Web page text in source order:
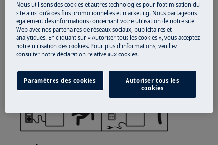
ATTENTION !RISQUE DE CHOC ÉLECTRIQUE
Avant toute opération de réparation ou
d'entretien, désactivez l'appareil et débranchez
Nous utilisons des cookies et autres technologies pour l’optimisation du
site ainsi qu’à des fins promotionnelles et marketing. Nous partageons
également des informations concernant votre utilisation de notre site
Web avec nos partenaires de réseaux sociaux, publicitaires et
analytiques. En cliquant sur « Autoriser tous les cookies », vous acceptez
notre utilisation des cookies. Pour plus d'informations, veuillez
consulter notre déclaration relative aux cookies.
Paramètres des cookies
Autoriser tous les
cookies